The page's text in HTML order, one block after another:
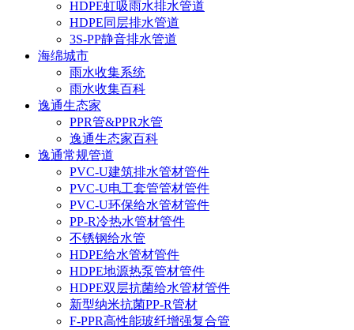
HDPE虹吸雨水排水管道
HDPE同层排水管道
3S-PP静音排水管道
海绵城市
雨水收集系统
雨水收集百科
逸通生态家
PPR管&PPR水管
逸通生态家百科
逸通常规管道
PVC-U建筑排水管材管件
PVC-U电工套管管材管件
PVC-U环保给水管材管件
PP-R冷热水管材管件
不锈钢给水管
HDPE给水管材管件
HDPE地源热泵管材管件
HDPE双层抗菌给水管材管件
新型纳米抗菌PP-R管材
F-PPR高性能玻纤增强复合管